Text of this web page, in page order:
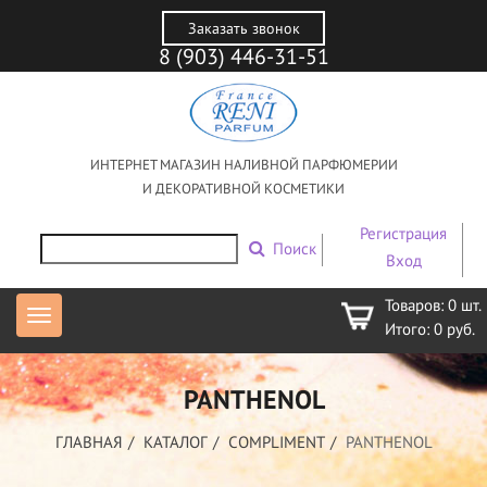
Заказать звонок
8 (903) 446-31-51
ИНТЕРНЕТ МАГАЗИН НАЛИВНОЙ ПАРФЮМЕРИИ
И ДЕКОРАТИВНОЙ КОСМЕТИКИ
Поиск
Регистрация
Вход
Товаров: 0 шт.
Итого: 0 руб.
PANTHENOL
ГЛАВНАЯ КАТАЛОГ COMPLIMENT PANTHENOL